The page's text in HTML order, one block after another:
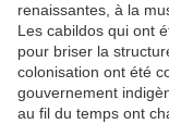
renaissantes, à la
Les cabildos qui ont
pour briser la
colonisation ont été
gouvernement
au fil du temps ont